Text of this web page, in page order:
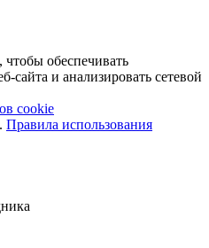
обеспечивать
сайта и анализировать сетевой
cookie
Правила использования